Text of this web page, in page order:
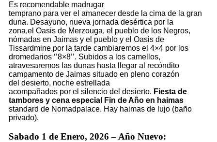
Es recomendable madrugar
temprano para ver el amanecer desde la cima de la gran
duna. Desayuno, nueva jornada desértica por la
zona,el Oasis de Merzouga, el pueblo de los Negros,
nómadas en Jaimas y el pueblo y el Oasis de
Tissardmine.por la tarde cambiaremos el 4×4 por los
dromedarios ‘’8×8’’. Subidos a los camellos,
atravesaremos las dunas hasta llegar al recóndito
campamento de Jaimas situado en pleno corazón
del desierto, noche estrellada
acompañados por el silencio del desierto. Fiesta de
tambores y cena especial Fin de Año en haimas
standard de Nomadpalace. Hay haimas de lujo (baño
privado),
Sabado 1 de Enero, 2026 – Año Nuevo: